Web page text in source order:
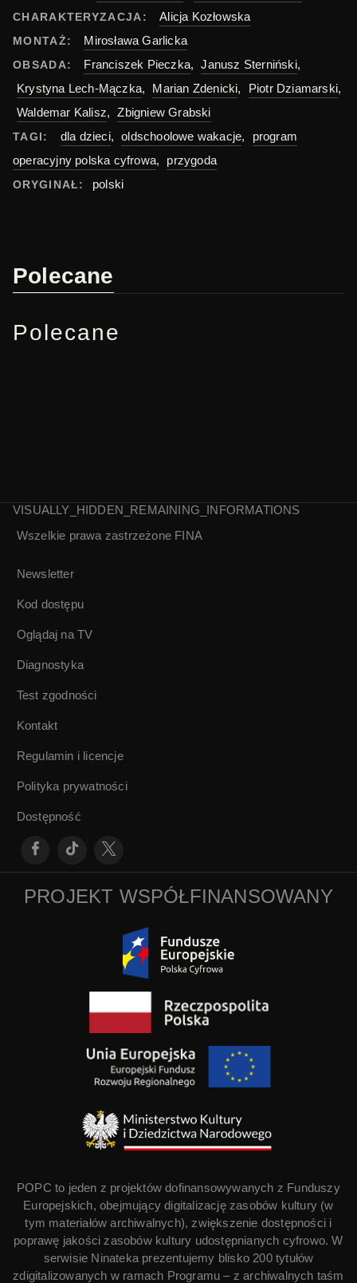
CHARAKTERYZACJA: Alicja Kozłowska
MONTAŻ: Mirosława Garlicka
OBSADA: Franciszek Pieczka, Janusz Sterniński,
Krystyna Lech-Mączka, Marian Zdenicki, Piotr Dziamarski,
Waldemar Kalisz, Zbigniew Grabski
TAGI: dla dzieci, oldschoolowe wakacje,
program
operacyjny polska cyfrowa, przygoda
ORYGINAŁ: polski
Polecane
Polecane
Bliskie spotkania z
Jerzy Łukaszewicz
Dwanaście krzeseł
VISUALLY_HIDDEN_REMAINING_INFORMATIONS
Wszelkie prawa zastrzeżone FINA
Newsletter
Kod dostępu
Oglądaj na TV
Diagnostyka
Test zgodności
Kontakt
Regulamin i licencje
Polityka prywatności
Dostępność
PROJEKT WSPÓŁFINANSOWANY
POPC to jeden z projektów dofinansowywanych z Funduszy
Europejskich, obejmujący digitalizację zasobów kultury (w
tym materiałów archiwalnych), zwiększenie dostępności i
poprawę jakości zasobów kultury udostępnianych cyfrowo. W
serwisie Ninateka prezentujemy blisko 200 tytułów
zdigitalizowanych w ramach Programu – z archiwalnych taśm